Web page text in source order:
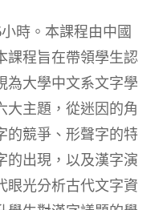
時。本課程由中國
課程旨在帶領學生認
為大學中文系文字學
大主題，從迷因的角
的競爭、形聲字的特
的出現，以及漢字演
眼光分析古代文字資